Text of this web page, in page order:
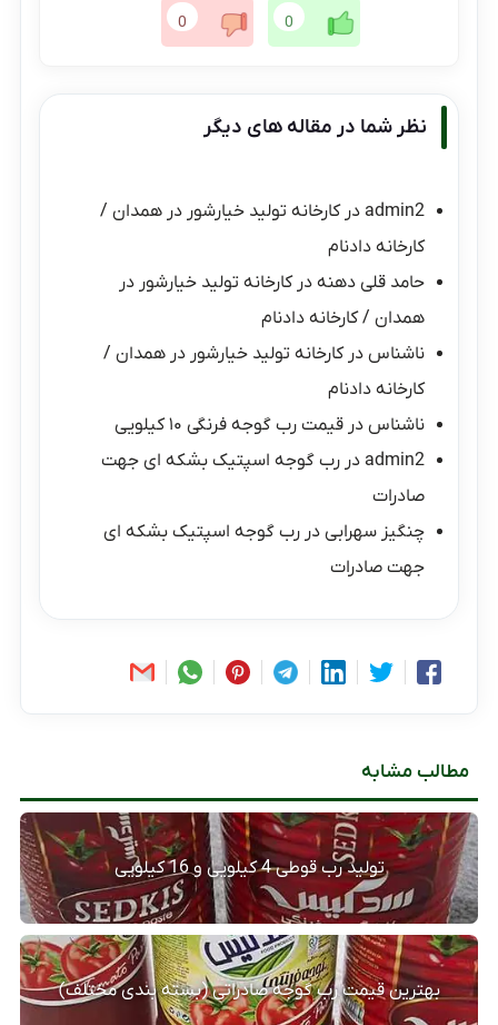
0
0
نظر شما در مقاله های دیگر
admin2 درکارخانه تولید خیارشور در همدان /
کارخانه دادنام
حامد قلی دهنه درکارخانه تولید خیارشور در
همدان / کارخانه دادنام
ناشناس درکارخانه تولید خیارشور در همدان /
کارخانه دادنام
ناشناس درقیمت رب گوجه فرنگی ۱۰ کیلویی
admin2 دررب گوجه اسپتیک بشکه ای جهت
صادرات
چنگیز سهرابی دررب گوجه اسپتیک بشکه ای
جهت صادرات
مطالب مشابه
تولید رب قوطی 4 کیلویی و 16 کیلویی
بهترین قیمت رب گوجه صادراتی (بسته بندی مختلف)